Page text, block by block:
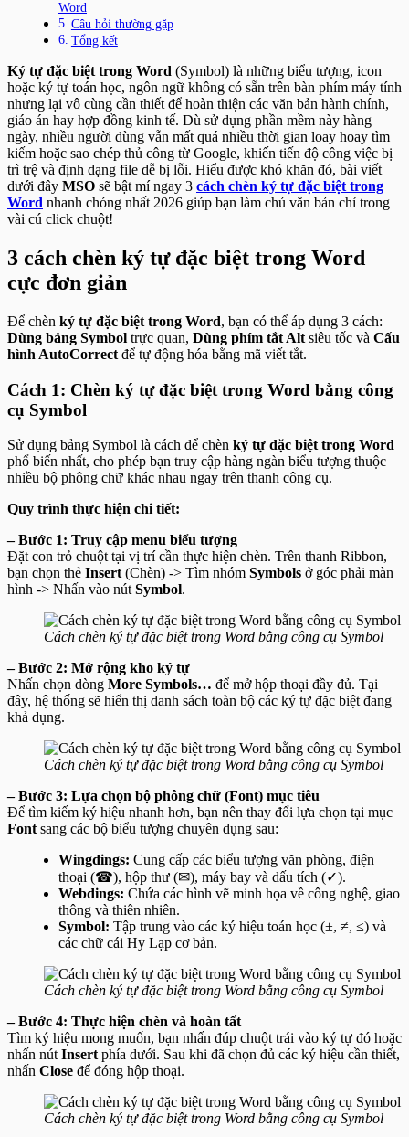
Word
Câu hỏi thường gặp
Tổng kết
Ký tự đặc biệt trong Word (Symbol) là những biểu tượng, icon
hoặc ký tự toán học, ngôn ngữ không có sẵn trên bàn phím máy tính
nhưng lại vô cùng cần thiết để hoàn thiện các văn bản hành chính,
giáo án hay hợp đồng kinh tế. Dù sử dụng phần mềm này hàng
ngày, nhiều người dùng vẫn mất quá nhiều thời gian loay hoay tìm
kiếm hoặc sao chép thủ công từ Google, khiến tiến độ công việc bị
trì trệ và định dạng file dễ bị lỗi. Hiểu được khó khăn đó, bài viết
dưới đây MSO sẽ bật mí ngay 3 cách chèn ký tự đặc biệt trong
Word nhanh chóng nhất 2026 giúp bạn làm chủ văn bản chỉ trong
vài cú click chuột!
3 cách chèn ký tự đặc biệt trong Word
cực đơn giản
Để chèn ký tự đặc biệt trong Word, bạn có thể áp dụng 3 cách:
Dùng bảng Symbol trực quan, Dùng phím tắt Alt siêu tốc và Cấu
hình AutoCorrect để tự động hóa bằng mã viết tắt.
Cách 1: Chèn ký tự đặc biệt trong Word bằng công
cụ Symbol
Sử dụng bảng Symbol là cách để chèn ký tự đặc biệt trong Word
phổ biến nhất, cho phép bạn truy cập hàng ngàn biểu tượng thuộc
nhiều bộ phông chữ khác nhau ngay trên thanh công cụ.
Quy trình thực hiện chi tiết:
– Bước 1: Truy cập menu biểu tượng
Đặt con trỏ chuột tại vị trí cần thực hiện chèn. Trên thanh Ribbon,
bạn chọn thẻ Insert(Chèn) -> Tìm nhóm Symbols ở góc phải màn
hình -> Nhấn vào nútSymbol.
Cách chèn ký tự đặc biệt trong Word bằng công cụ Symbol
– Bước 2: Mở rộng kho ký tự
Nhấn chọn dòng More Symbols… để mở hộp thoại đầy đủ. Tại
đây, hệ thống sẽ hiển thị danh sách toàn bộ các ký tự đặc biệt đang
khả dụng.
Cách chèn ký tự đặc biệt trong Word bằng công cụ Symbol
– Bước 3: Lựa chọn bộ phông chữ (Font) mục tiêu
Để tìm kiếm ký hiệu nhanh hơn, bạn nên thay đổi lựa chọn tại mục
Fontsang các bộ biểu tượng chuyên dụng sau:
Wingdings: Cung cấp các biểu tượng văn phòng, điện
thoại (☎), hộp thư (✉), máy bay và dấu tích (✓).
Webdings: Chứa các hình vẽ minh họa về công nghệ, giao
thông và thiên nhiên.
Symbol: Tập trung vào các ký hiệu toán học (±, ≠, ≤) và
các chữ cái Hy Lạp cơ bản.
Cách chèn ký tự đặc biệt trong Word bằng công cụ Symbol
– Bước 4: Thực hiện chèn và hoàn tất
Tìm ký hiệu mong muốn, bạn nhấn đúp chuột trái vào ký tự đó hoặc
nhấn nútInsertphía dưới. Sau khi đã chọn đủ các ký hiệu cần thiết,
nhấn Close để đóng hộp thoại.
Cách chèn ký tự đặc biệt trong Word bằng công cụ Symbol